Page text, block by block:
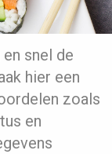
snel de
hier een
zoals
en